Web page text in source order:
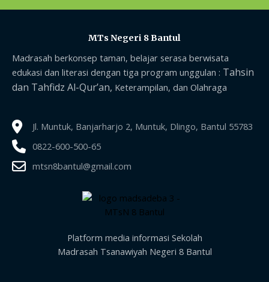
MTs Negeri 8 Bantul
Madrasah berkonsep taman, belajar serasa berwisata
edukasi dan literasi dengan tiga program unggulan : Tahsin
dan Tahfidz Al-Qur’an, Keterampilan, dan Olahraga
Jl. Muntuk, Banjarharjo 2, Muntuk, Dlingo, Bantul 55783
0822-600-500-65
mtsn8bantul@gmail.com
Platform media informasi Sekolah
Madrasah Tsanawiyah Negeri 8 Bantul